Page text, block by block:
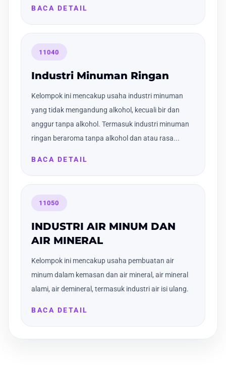
BACA DETAIL
11040
Industri Minuman Ringan
Kelompok ini mencakup usaha industri minuman
yang tidak mengandung alkohol, kecuali bir dan
anggur tanpa alkohol. Termasuk industri minuman
ringan beraroma tanpa alkohol dan atau rasa...
BACA DETAIL
11050
INDUSTRI AIR MINUM DAN
AIR MINERAL
Kelompok ini mencakup usaha pembuatan air
minum dalam kemasan dan air mineral, air mineral
alami, air demineral, termasuk industri air isi ulang.
BACA DETAIL